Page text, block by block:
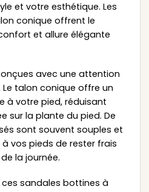
et votre esthétique. Les
conique offrent le
et allure élégante
avec une attention
talon conique offre un
à votre pied, réduisant
sur la plante du pied. De
sont souvent souples et
vos pieds de rester frais
la journée.
ces sandales bottines à